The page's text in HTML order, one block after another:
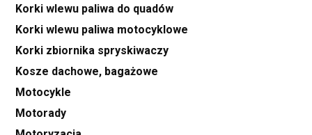
Korki wlewu paliwa do quadów
Korki wlewu paliwa motocyklowe
Korki zbiornika spryskiwaczy
Kosze dachowe, bagażowe
Motocykle
Motorady